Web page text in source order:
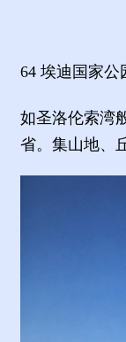
64 埃迪国家公
如圣洛伦索湾
省。集山地、